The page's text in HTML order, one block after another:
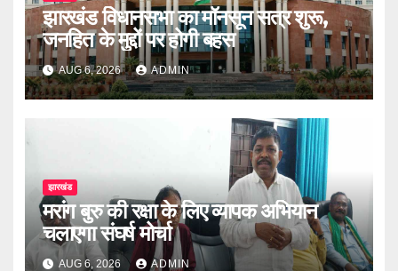
झारखंड विधानसभा का मॉनसून सत्र शुरू,
जनहित के मुद्दों पर होगी बहस
AUG 6, 2026 ADMIN
झारखंड
मरांग बुरु की रक्षा के लिए व्यापक अभियान
चलाएगा संघर्ष मोर्चा
AUG 6, 2026 ADMIN